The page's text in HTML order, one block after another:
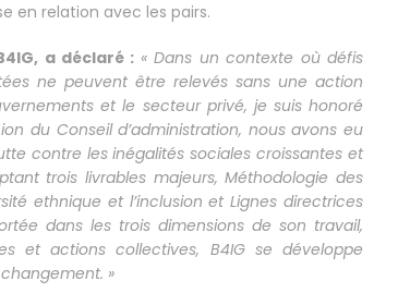
en relation avec les pairs.
a déclaré : « Dans un contexte où défis
ne peuvent être relevés sans une action
et le secteur privé, je suis honoré
du Conseil d’administration, nous avons eu
contre les inégalités sociales croissantes et
trois livrables majeurs, Méthodologie des
ethnique et l’inclusion et Lignes directrices
dans les trois dimensions de son travail,
et actions collectives, B4IG se développe
»